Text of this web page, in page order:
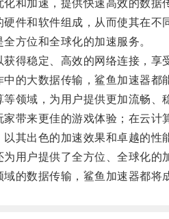
加速，提供快速高效的数据
和软件组成，从而使其在不
方位和全球化的加速服务。
稳定、高效的网络连接，享
大数据传输，鲨鱼加速器都
域，为用户提供更加流畅、
来更佳的游戏体验；在云计
出色的加速效果和卓越的性
户提供了全方位、全球化的
数据传输，鲨鱼加速器都将